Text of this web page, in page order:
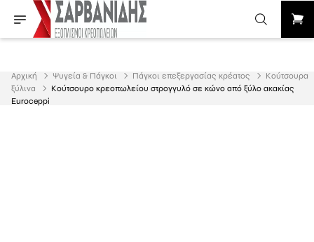
Αρχική Ψυγεία & Πάγκοι Πάγκοι επεξεργασίας κρέατος
Κούτσουρα
ξύλινα
Κούτσουρο κρεοπωλείου στρογγυλό σε κώνο από ξύλο ακακίας
Euroceppi